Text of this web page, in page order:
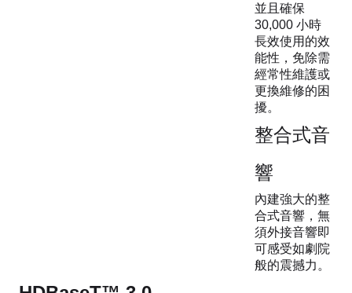
並且確保
30,000 小時
長效使用的效
能性，免除需
經常性維護或
更換維修的困
擾。
整合式音
響
內建強大的整
合式音響，無
須外接音響即
可感受如劇院
般的震撼力。